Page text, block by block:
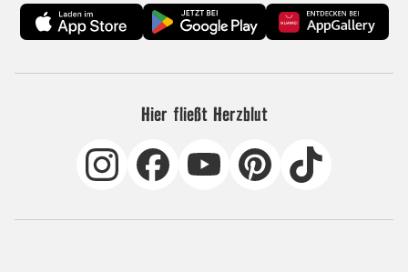
Hier fließt Herzblut